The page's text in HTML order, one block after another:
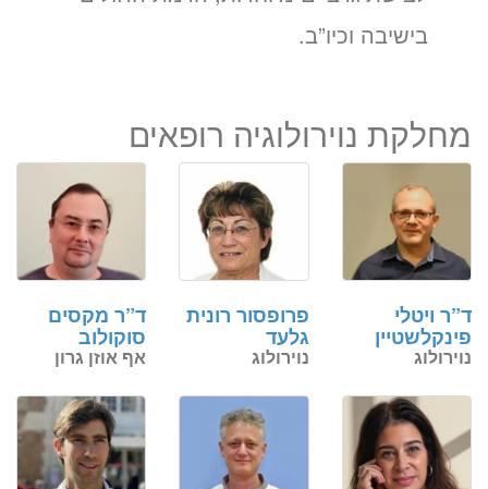
בישיבה וכיו”ב.
מחלקת נוירולוגיה רופאים
ד”ר מקסים
סוקולוב
אף אוזן גרון
פרופסור רונית
גלעד
נוירולוג
ד”ר ויטלי
פינקלשטיין
נוירולוג